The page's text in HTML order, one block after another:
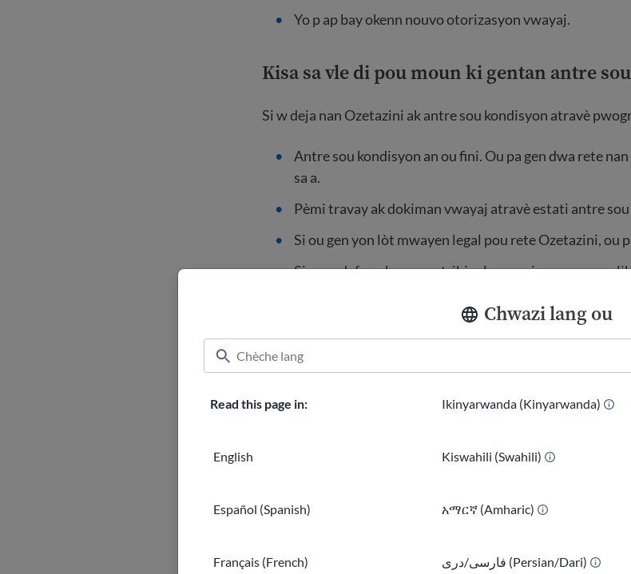
Chwazi lang ou
Read this page in:
English
Español (Spanish)
Français (French)
Ikinyarwanda (Kinyarwanda)
Kiswahili (Swahili)
አማርኛ (Amharic)
فارسی/دری (Persian/Dari)
Yo p ap bay okenn nouvo otorizasyon vwayaj.
Kisa sa vle di pou moun ki gentan antre
Si w deja nan Ozetazini ak antre sou kondisyon atravè
Antre sou kondisyon an ou fini. Ou pa gen dwa rete
sa a.
Pèmi travay ak dokiman vwayaj atravè estati antre
Si ou gen yon lòt mwayen legal pou rete Ozetazini, ou
Si w ap defann ka w nan tribinal oswa si w gen yon
Bagay yo ka chanje ankò piske y ap egzamine ak
enfòme.
Gouvènman ameriken an planifye pou depòte moun ki
Ozetazini sou kondisyon rezon imanitè. Sa a gen
Ou ta dwe aji kounye a pou chèche yon lòt estati legal
Jwenn èd jiridik